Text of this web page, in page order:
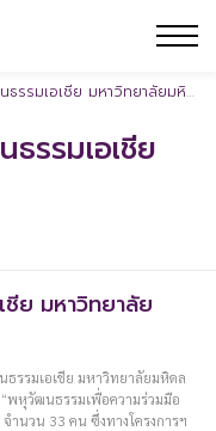
รรมเอเชีย มหาวิทยาลัยมหิดล
รรมเอเชีย
ย มหาวิทยาลัย
รรมเอเชีย มหาวิทยาลัยมหิดล
พหุวัฒนธรรมเพื่อความร่วมมือ
ำนวน 33 คน ซึ่งทางโครงการฯ